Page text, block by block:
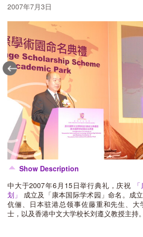
2007年7月3日
Show Description
中大于2007年6月15日举行典礼，庆祝
划」
成立及「康本国际学术园」命名。成
伉俪、日本驻港总领事佐藤重和先生、
士，以及香港中文大学校长刘遵义教授主持。